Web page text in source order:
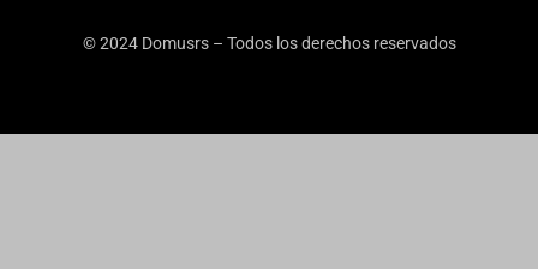
© 2024 Domusrs – Todos los derechos reservados